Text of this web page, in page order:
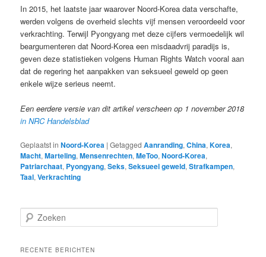
In 2015, het laatste jaar waarover Noord-Korea data verschafte,
werden volgens de overheid slechts vijf mensen veroordeeld voor
verkrachting. Terwijl Pyongyang met deze cijfers vermoedelijk wil
beargumenteren dat Noord-Korea een misdaadvrij paradijs is,
geven deze statistieken volgens Human Rights Watch vooral aan
dat de regering het aanpakken van seksueel geweld op geen
enkele wijze serieus neemt.
Een eerdere versie van dit artikel verscheen op 1 november 2018
in NRC Handelsblad
Geplaatst in Noord-Korea |Getagged Aanranding,China,Korea,
Macht,Marteling,Mensenrechten,MeToo,Noord-Korea,
Patriarchaat, Pyongyang,Seks,Seksueel geweld,Strafkampen,
Taal,Verkrachting
o
k
RECENTE BERICHTEN